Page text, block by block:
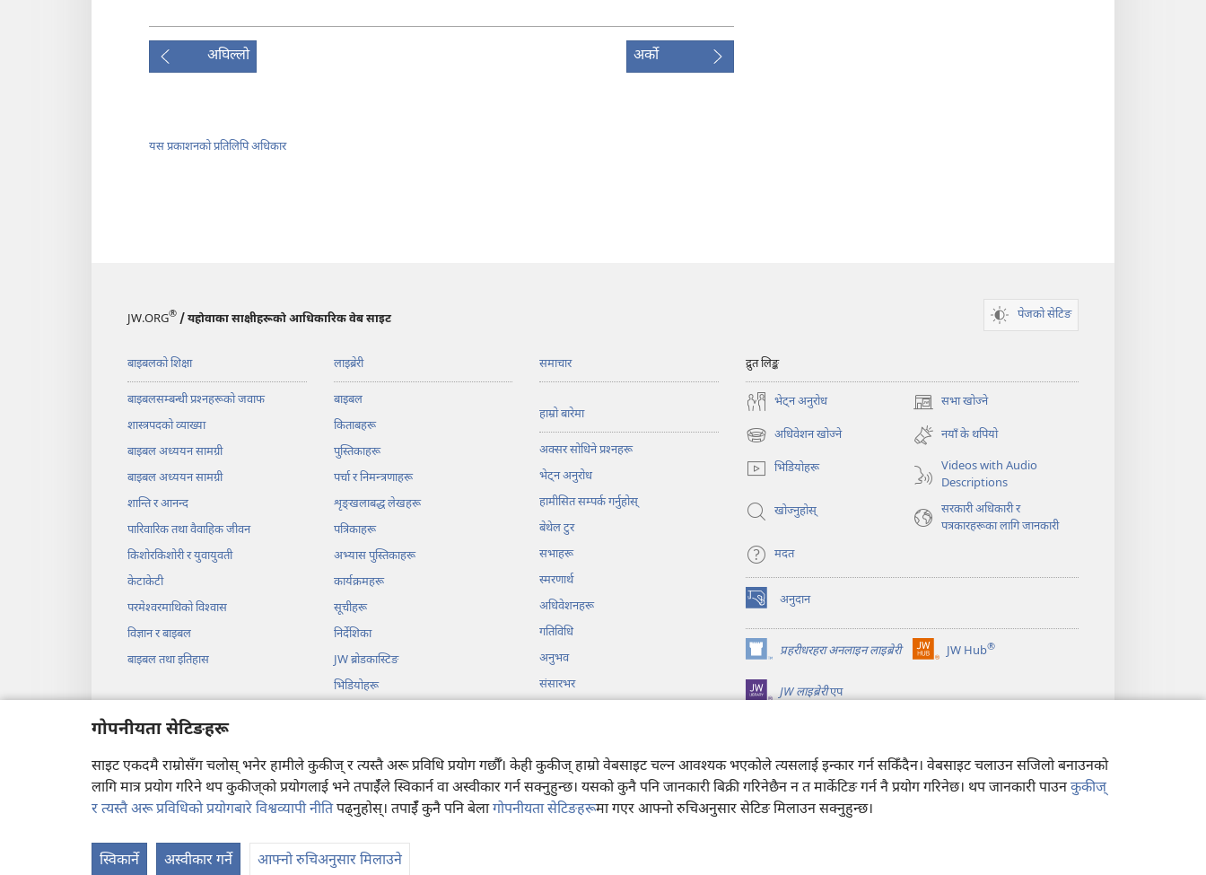
गोपनीयता सेटिङहरू
साइट एकदमै राम्रोसँग चलोस् भनेर हामीले कुकीज् र त्यस्तै अरू प्रविधि प्रयोग गर्छौँ। केही कुकीज्‌ हाम्रो वेबसाइट चल्न आवश्यक भएकोले त्यसलाई इन्कार गर्न सकिँदैन। वेबसाइट चलाउन सजिलो बनाउनको
लागि मात्र प्रयोग गरिने थप कुकीज्‌को प्रयोगलाई भने तपाईँले स्विकार्न वा अस्वीकार गर्न सक्नुहुन्छ। यसको कुनै पनि जानकारी बिक्री गरिनेछैन न त मार्केटिङ गर्न नै प्रयोग गरिनेछ। थप जानकारी पाउनकुकीज्
र त्यस्तै अरू प्रविधिको प्रयोगबारे विश्वव्यापी नीतिपढ्नुहोस्। तपाईँ कुनै पनि बेलागोपनीयता सेटिङहरूमा गएर आफ्नो रुचिअनुसार सेटिङ मिलाउन सक्नुहुन्छ।
स्विकार्ने अस्वीकार गर्ने आफ्नो रुचिअनुसार मिलाउने
अघिल्लो अर्को
यस प्रकाशनको प्रतिलिपि अधिकार
JW.ORG® / यहोवाका साक्षीहरूको आधिकारिक वेब साइट पेजको सेटिङ
बाइबलको शिक्षा
बाइबलसम्बन्धी प्रश्‍नहरूको जवाफ
शास्त्रपदको व्याख्या
बाइबल अध्ययन सामग्री
बाइबल अध्ययन सामग्री
शान्ति र आनन्द
पारिवारिक तथा वैवाहिक जीवन
किशोरकिशोरी र युवायुवती
केटाकेटी
परमेश्‍वरमाथिको विश्‍वास
विज्ञान र बाइबल
बाइबल तथा इतिहास
लाइब्रेरी
बाइबल
किताबहरू
पुस्तिकाहरू
पर्चा र निमन्त्रणाहरू
शृङ्‌खलाबद्ध लेखहरू
पत्रिकाहरू
अभ्यास पुस्तिकाहरू
कार्यक्रमहरू
सूचीहरू
निर्देशिका
JW ब्रोडकास्टिङ
भिडियोहरू
समाचार
हाम्रो बारेमा
अक्सर सोधिने प्रश्‍नहरू
भेट्‌न अनुरोध
हामीसित सम्पर्क गर्नुहोस्‌
बेथेल टुर
सभाहरू
स्मरणार्थ
अधिवेशनहरू
गतिविधि
अनुभव
संसारभर
द्रुत लिङ्क
भेट्‌न अनुरोध सभा खोज्ने
(ब्राउजरको
अर्को
ट्याबमा
पृष्ठ
अधिवेशन खोज्ने
(ब्राउजरको
अर्को
ट्याबमा
पृष्ठ
नयाँ के थपियो
भिडियोहरू
Videos with Audio
Descriptions
खोज्नुहोस्‌
सरकारी अधिकारी र
पत्रकारहरूका लागि जानकारी
मदत
अनुदान
(ब्राउजरको
अर्को
ट्याबमा
नयाँ
पृष्ठ
खुल्नेछ)
प्रहरीधरहरा अनलाइन लाइब्रेरी
(ब्राउजरको
अर्को
ट्याबमा
JW Hub®
(ब्राउजरको
JW लाइब्रेरीएप
© 2026 Watch Tower Bible and Tract Society of Pennsylvania. प्रयोगका सर्तहरू गोपनीयता सेटिङहरू